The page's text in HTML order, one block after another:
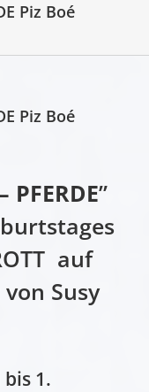
Piz Boé
Piz Boé
PFERDE”
auf
Susy
1.